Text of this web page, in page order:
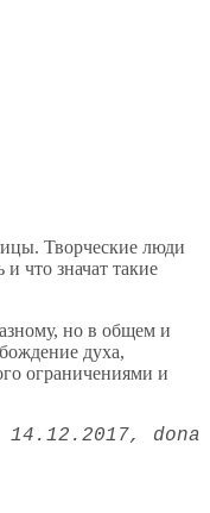
Творческие люди
что значат такие
но в общем и
духа,
ограничениями и
14.12.2017 dona